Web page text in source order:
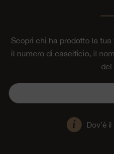
Scopri chi ha prodotto la
il numero di caseificio, il
del
Dov’è